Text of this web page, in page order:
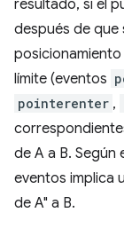
resultado, si el
después de que
límite (eventos
pointerenter ,
de A a B. Según
eventos implica
de A" a B.